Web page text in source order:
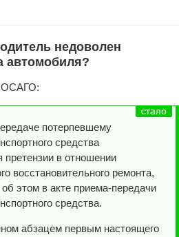
недоволен
автомобиля?
ОСАГО:
потерпевшему
средства
претензии в отношении
восстановительного ремонта,
этом в акте приема-передачи
средства.
абзацем первым настоящего